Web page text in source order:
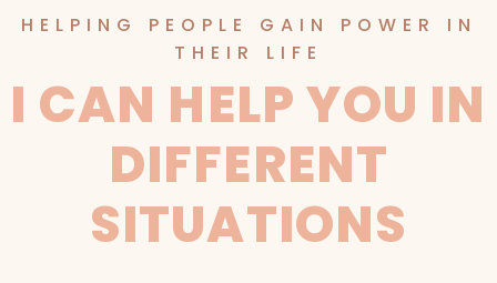
HELPING PEOPLE GAIN POWER IN
THEIR LIFE
I CAN HELP YOU IN
DIFFERENT
SITUATIONS